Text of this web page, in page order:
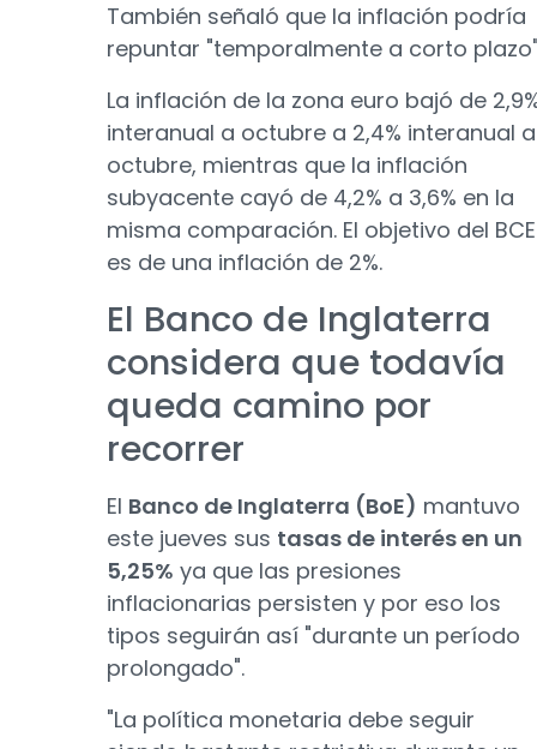
También señaló que la inflación podría
repuntar "temporalmente a corto
La inflación de la zona euro bajó de
interanual a octubre a 2,4% interanual a
octubre, mientras que la inflación
subyacente cayó de 4,2% a 3,6% en la
misma comparación. El objetivo del BCE
es de una inflación de 2%.
El Banco de Inglaterra
considera que todavía
queda camino por
recorrer
El Banco de Inglaterra (BoE) mantuvo
este jueves sus tasas de interés en un
5,25% ya que las presiones
inflacionarias persisten y por eso los
tipos seguirán así "durante un período
prolongado".
"La política monetaria debe seguir